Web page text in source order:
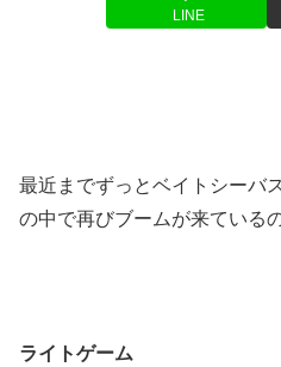
LINE
最近までずっとベイトシーバ
の中で再びブームが来ている
ライトゲーム